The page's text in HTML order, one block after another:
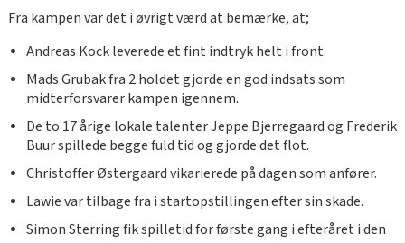
Fra kampen var det i øvrigt værd at bemærke, at;
Andreas Kock leverede et fint indtryk helt i front.
Mads Grubak fra 2.holdet gjorde en god indsats som
midterforsvarer kampen igennem.
De to 17 årige lokale talenter Jeppe Bjerregaard og Frederik
Buur spillede begge fuld tid og gjorde det flot.
Christoffer Østergaard vikarierede på dagen som anfører.
Lawie var tilbage fra i startopstillingen efter sin skade.
Simon Sterring fik spilletid for første gang i efteråret i den